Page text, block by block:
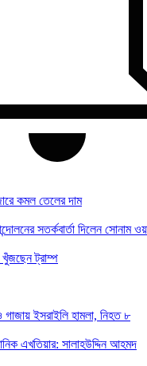
কমল তেলের দাম
সতর্কবার্তা দিলেন সোনাম
খুঁজছেন ট্রাম্প
ইসরাইলি হামলা, নিহত ৮
এখতিয়ার: সালাহউদ্দিন আহমদ